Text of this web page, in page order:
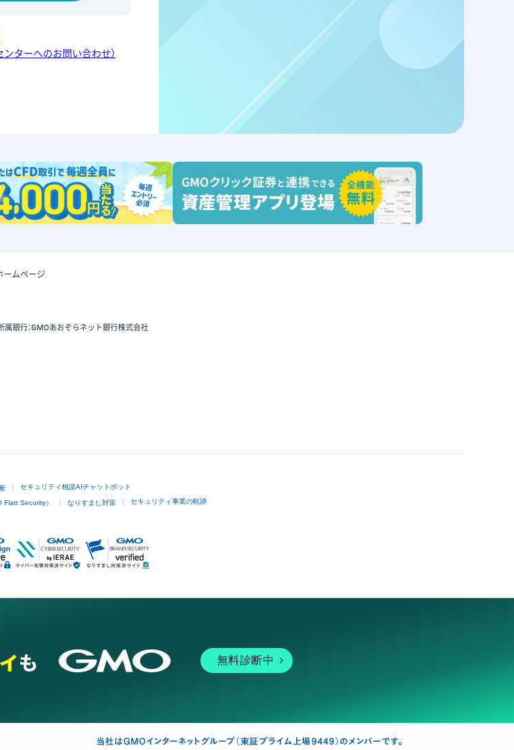
ンターへのお問い合わせ）
ームページ
属銀行：GMOあおぞらネット銀行株式会社
セキュリティ相談AIチャットボット
Flatt Security） なりすまし対策 セキュリティ事業の軌跡
無料診断中